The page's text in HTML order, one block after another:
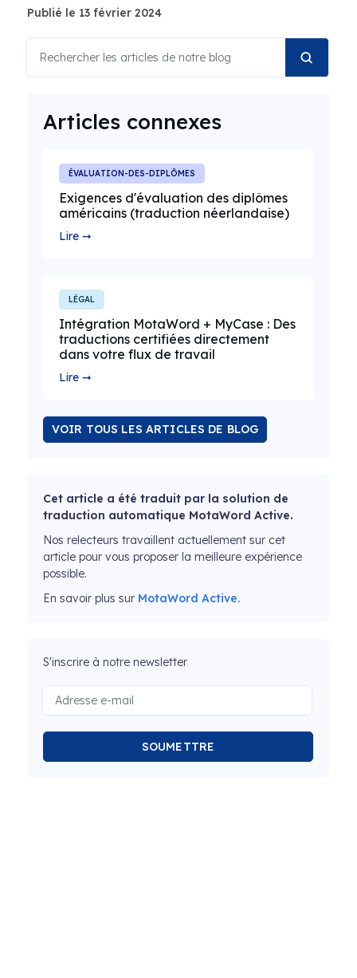
Publié le 13 février 2024
Articles connexes
ÉVALUATION-DES-DIPLÔMES
Exigences d'évaluation des diplômes
américains (traduction néerlandaise)
Lire ➞
LÉGAL
Intégration MotaWord + MyCase : Des
traductions certifiées directement
dans votre flux de travail
Lire ➞
VOIR TOUS LES ARTICLES DE BLOG
Cet article a été traduit par la solution de
traduction automatique MotaWord Active.
Nos relecteurs travaillent actuellement sur cet
article pour vous proposer la meilleure expérience
possible.
En savoir plus sur MotaWord Active.
S'inscrire à notre newsletter
SOUMETTRE